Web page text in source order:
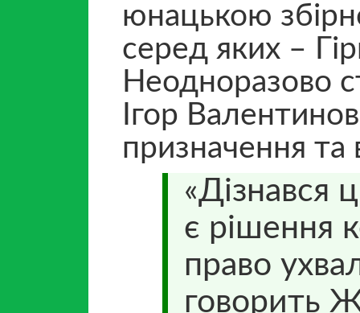
юнацькою
серед яких –
Неодноразово
Ігор
призначення та
«Дізнався
є рішення
право
говорить